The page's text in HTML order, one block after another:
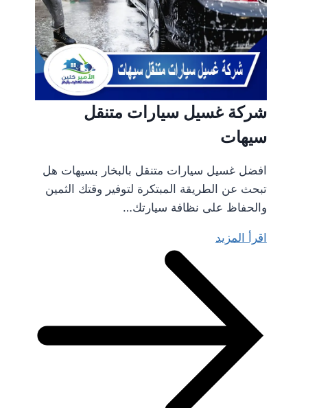
شركة غسيل سيارات متنقل
سيهات
افضل غسيل سيارات متنقل بالبخار بسيهات هل
تبحث عن الطريقة المبتكرة لتوفير وقتك الثمين
والحفاظ على نظافة سيارتك…
اقرأ المزيد